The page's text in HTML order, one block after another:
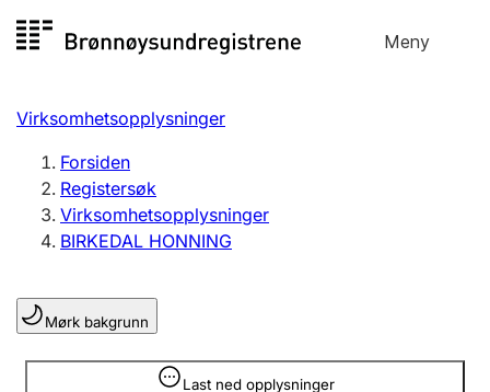
til
Meny
Registersøk
Aksjeselskap
Enkeltpersonforetak
Registrere, endre, slette
Lag og forening
Registrere, endre, slette
Virksomhetsopplysninger
Forsiden
Registersøk
Virksomhetsopplysninger
BIRKEDAL HONNING
Mørk bakgrunn
Last ned opplysninger
Opplysninger er skjult